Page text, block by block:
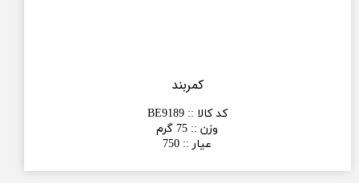
کمربند
کد کالا ::
BE9189
وزن :: 75 گرم
عیار ::
750